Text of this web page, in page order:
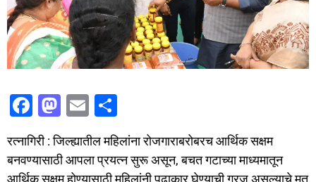
F
a
c
e
M
st
o
E
m
ai
l
ar
e
रत्नागिरी : जिल्ह्यातील महिलांना रोजगाराबरोबरच आर्थिक सक्षम
बनवण्यासाठी आपला प्रयत्न सुरू असून, बचत गटाच्या माध्यमातून
आर्थिक सक्षम होण्यासाठी महिलांनी पुढाकार घेण्याची गरज असल्याचे मत